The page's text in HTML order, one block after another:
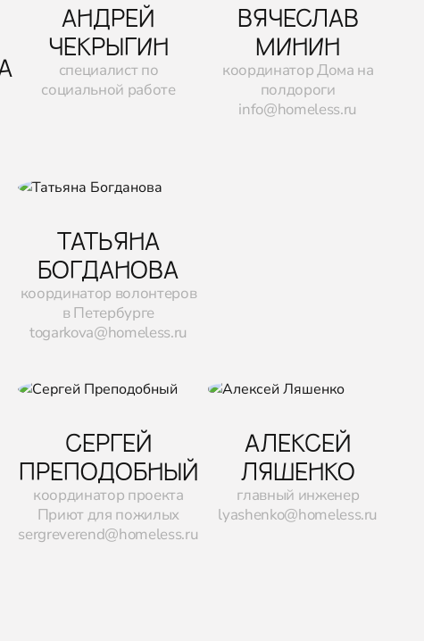
АНДРЕЙ
ЧЕКРЫГИН
специалист по
социальной работе
ВЯЧЕСЛАВ
МИНИН
координатор Дома на
полдороги
info@homeless.ru
ТАТЬЯНА
БОГДАНОВА
координатор волонтеров
в Петербурге
togarkova@homeless.ru
СЕРГЕЙ
ПРЕПОДОБНЫЙ
координатор проекта
Приют для пожилых
sergreverend@homeless.ru
АЛЕКСЕЙ
ЛЯШЕНКО
главный инженер
lyashenko@homeless.ru